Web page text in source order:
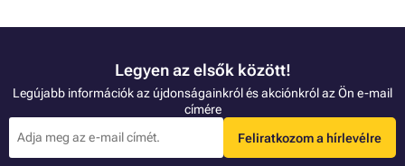
Legyen az elsők között!
Legújabb információk az újdonságainkról és akciónkról az Ön e-mail
címére
Feliratkozom a hírlevélre